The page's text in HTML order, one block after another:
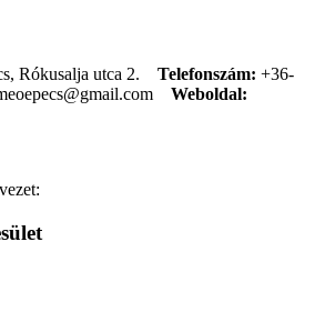
Rókusalja utca 2. Telefonszám: +36-
Weboldal: